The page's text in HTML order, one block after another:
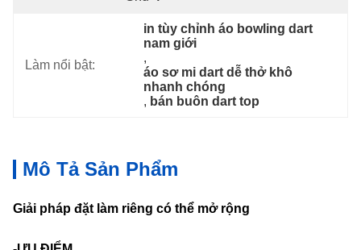
Làm nổi bật:
in tùy chỉnh áo bowling dart
nam giới
,
áo sơ mi dart dễ thở khô
nhanh chóng
, bán buôn dart top
Mô Tả Sản Phẩm
Giải pháp đặt làm riêng có thể mở rộng